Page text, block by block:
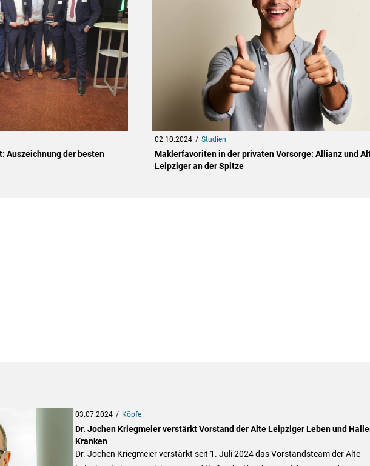
Auszeichnung der besten
02.10.2024 Studien
Maklerfavoriten in der privaten Vorsorge: Allianz und
Leipziger an der Spitze
03.07.2024 Köpfe
Dr. Jochen Kriegmeier verstärkt Vorstand der Alte Leipziger Leben und
Kranken
Dr. Jochen Kriegmeier verstärkt seit 1. Juli 2024 das Vorstandsteam der Alte